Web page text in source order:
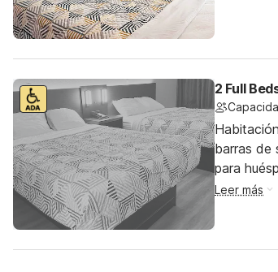
2 Full
barras de
para
Leer más